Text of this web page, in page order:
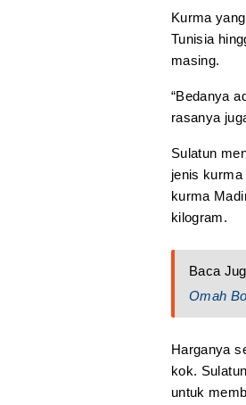
Kurma
Tunisia
masing.
“Bedanya
rasanya
Sulatun
jenis
kurma
kilogram.
Baca
Omah
Harganya
kok.
untuk